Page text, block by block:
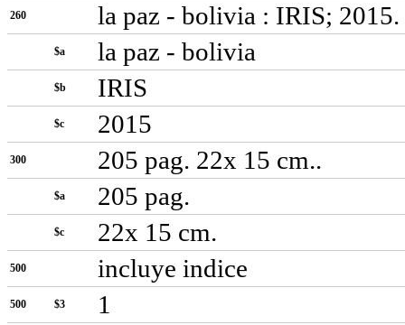
260 la paz - bolivia : IRIS; 2015.
$a la paz - bolivia
$b IRIS
$c 2015
300 205 pag. 22x 15 cm..
$a 205 pag.
$c 22x 15 cm.
500 incluye indice
500 $3 1